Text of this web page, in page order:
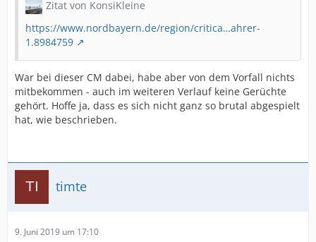
Zitat von KonsiKleine
https://www.nordbayern.de/region/critica…ahrer-
1.8984759
War bei dieser CM dabei, habe aber von dem Vorfall nichts
mitbekommen - auch im weiteren Verlauf keine Gerüchte
gehört. Hoffe ja, dass es sich nicht ganz so brutal abgespielt
hat, wie beschrieben.
timte
9. Juni 2019 um 17:10